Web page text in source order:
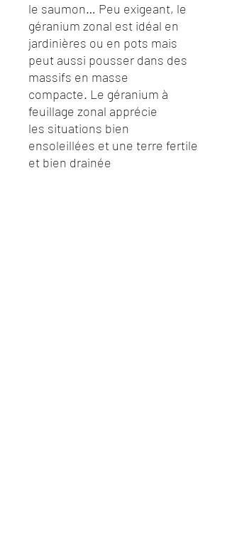
le saumon… Peu exigeant, le
géranium zonal est idéal en
jardinières ou en pots mais
peut aussi pousser dans des
massifs en masse
compacte. Le géranium à
feuillage zonal apprécie
les situations bien
ensoleillées et une terre fertile
et bien drainée